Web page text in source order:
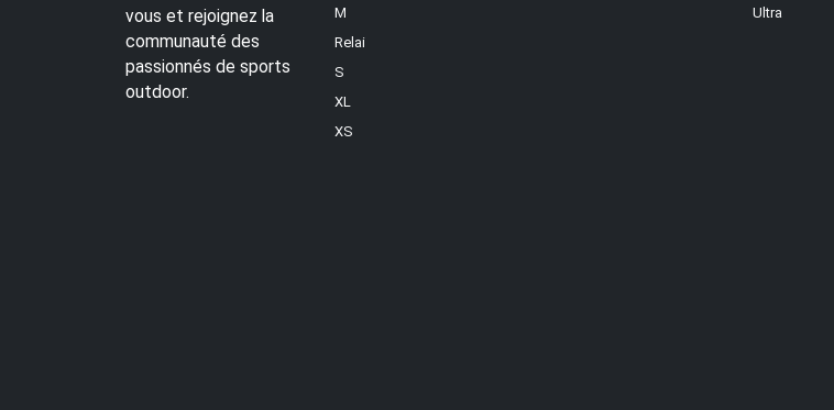
vous et rejoignez la
communauté des
passionnés de sports
outdoor.
M
Relai
S
XL
XS
Ultra